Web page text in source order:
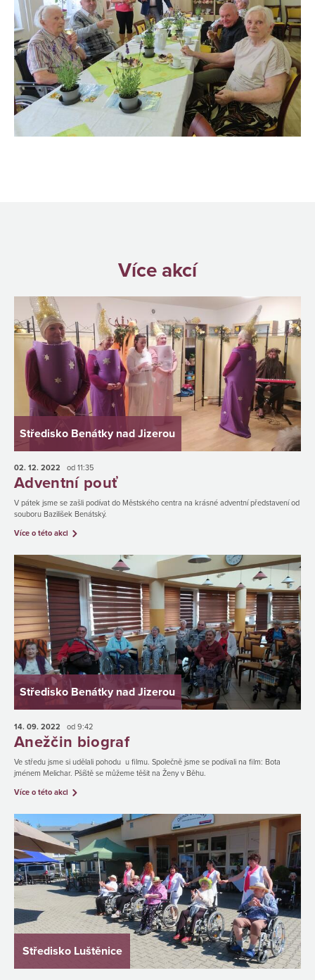
Více akcí
Středisko Benátky nad Jizerou
02. 12. 2022 od 11:35
Adventní pouť
V pátek jsme se zašli podívat do Městského centra na krásné adventní představení od
souboru Bazilišek Benátský.
Více o této akci
Středisko Benátky nad Jizerou
14. 09. 2022 od 9:42
Anežčin biograf
Ve středu jsme si udělali pohodu u filmu. Společně jsme se podívali na film: Bota
jménem Melichar. Pšíště se můžeme těšit na Ženy v Běhu.
Více o této akci
Středisko Luštěnice